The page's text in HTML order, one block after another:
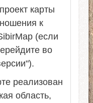
карты
к
(если
во
реализован
область,